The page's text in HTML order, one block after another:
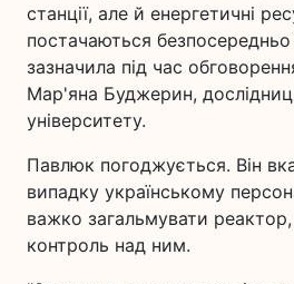
станції, але й енергетичні
постачаються безпосередньо
зазначила під час
Мар'яна Буджерин,
університету.
Павлюк погоджується. Він
випадку українському
важко загальмувати
контроль над ним.